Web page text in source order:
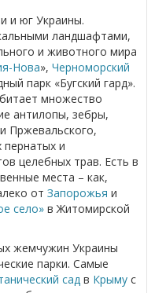
и юг Украины.
ландшафтами,
и животного мира
Нова», Черноморский
парк «Бугский гард».
множество
антилопы, зебры,
Пржевальского,
пернатых и
целебных трав. Есть в
места – как,
от Запорожья и
село» в Житомирской
жемчужин Украины
парки. Самые
сад в Крыму с